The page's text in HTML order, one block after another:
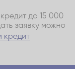
до 15 000
заявку можно
кредит